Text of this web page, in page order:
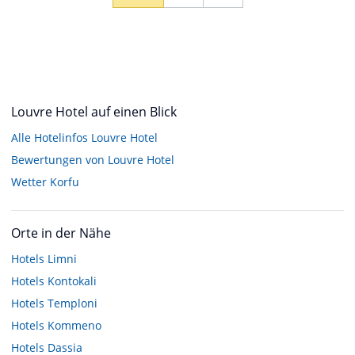
Louvre Hotel auf einen Blick
Alle Hotelinfos Louvre Hotel
Bewertungen von Louvre Hotel
Wetter Korfu
Orte in der Nähe
Hotels Limni
Hotels Kontokali
Hotels Temploni
Hotels Kommeno
Hotels Dassia